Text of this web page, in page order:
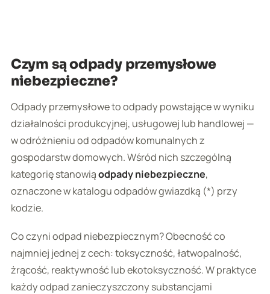
Czym są odpady przemysłowe
niebezpieczne?
Odpady przemysłowe to odpady powstające w wyniku
działalności produkcyjnej, usługowej lub handlowej —
w odróżnieniu od odpadów komunalnych z
gospodarstw domowych. Wśród nich szczególną
kategorię stanowiąodpady niebezpieczne,
oznaczone w katalogu odpadów gwiazdką (*) przy
kodzie.
Co czyni odpad niebezpiecznym? Obecność co
najmniej jednej z cech: toksyczność, łatwopalność,
żrącość, reaktywność lub ekotoksyczność. W praktyce
każdy odpad zanieczyszczony substancjami